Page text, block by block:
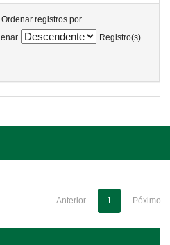
Ordenar registros por
Registro(s)
Anterior 1 Póximo